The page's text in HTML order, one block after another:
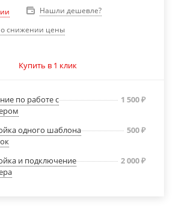
Нашли дешевле?
снижении цены
Купить в 1 клик
по работе с
1 500₽
одного шаблона
500₽
и подключение
2 000₽